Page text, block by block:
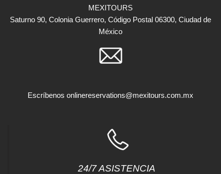
MEXITOURS
Saturno 90, Colonia Guerrero, Código Postal 06300, Ciudad de
México
Escríbenos onlinereservations@mexitours.com.mx
24/7 ASISTENCIA